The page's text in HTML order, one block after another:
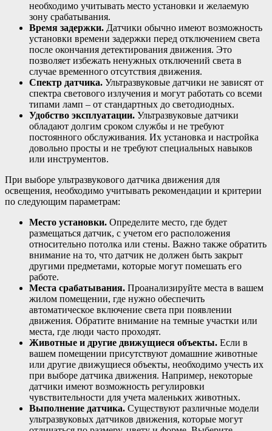
необходимо учитывать место установки и желаемую
зону срабатывания.
Время задержки. Датчики обычно имеют возможность
установки времени задержки перед отключением света
после окончания детектирования движения. Это
позволяет избежать ненужных отключений света в
случае временного отсутствия движения.
Спектр датчика. Ультразвуковые датчики не зависят от
спектра светового излучения и могут работать со всеми
типами ламп – от стандартных до светодиодных.
Удобство эксплуатации. Ультразвуковые датчики
обладают долгим сроком службы и не требуют
постоянного обслуживания. Их установка и настройка
довольно просты и не требуют специальных навыков
или инструментов.
При выборе ультразвукового датчика движения для
освещения, необходимо учитывать рекомендации и критерии
по следующим параметрам:
Место установки. Определите место, где будет
размещаться датчик, с учетом его расположения
относительно потолка или стены. Важно также обратить
внимание на то, что датчик не должен быть закрыт
другими предметами, которые могут помешать его
работе.
Места срабатывания. Проанализируйте места в вашем
жилом помещении, где нужно обеспечить
автоматическое включение света при появлении
движения. Обратите внимание на темные участки или
места, где люди часто проходят.
Животные и другие движущиеся объекты. Если в
вашем помещении присутствуют домашние животные
или другие движущиеся объекты, необходимо учесть их
при выборе датчика движения. Например, некоторые
датчики имеют возможность регулировки
чувствительности для учета маленьких животных.
Выполнение датчика. Существуют различные модели
ультразвуковых датчиков движения, которые могут